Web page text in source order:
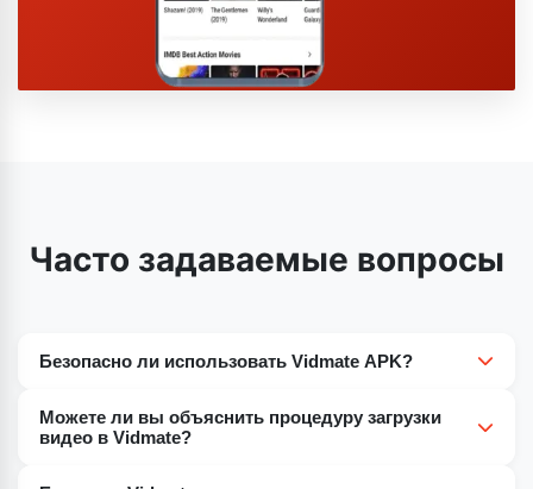
Часто задаваемые вопросы
Безопасно ли использовать Vidmate APK?
часто считают безопасным. Это мобильное
Можете ли вы объяснить процедуру загрузки
видео в Vidmate?